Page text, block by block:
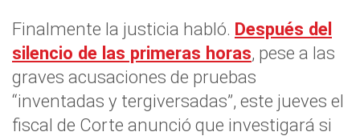
Finalmente la justicia habló. Después del
silencio de las primeras horas, pese a las
graves acusaciones de pruebas
“inventadas y tergiversadas”, este jueves el
fiscal de Corte anunció que investigará si